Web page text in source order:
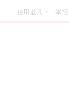
使用道具 举报